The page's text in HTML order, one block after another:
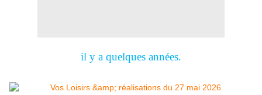
il y a quelques années.